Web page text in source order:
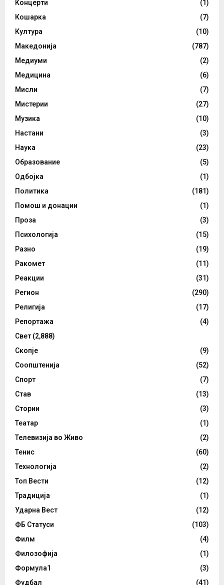
Концерти
(1)
Кошарка
(7)
Култура
(10)
Македонија
(787)
Медиуми
(2)
Медицина
(6)
Мисли
(7)
Мистерии
(27)
Музика
(10)
Настани
(3)
Наука
(23)
Образование
(5)
Одбојка
(1)
Политика
(181)
Помош и донации
(1)
Проза
(3)
Психологија
(15)
Разно
(19)
Ракомет
(11)
Реакции
(31)
Регион
(290)
Религија
(17)
Репортажа
(4)
Свет (2,888)
Скопје
(9)
Соопштенија
(52)
Спорт
(7)
Став
(13)
Стории
(3)
Театар
(1)
Телевизија во Живо
(2)
Тенис
(60)
Технологија
(2)
Топ Вести
(12)
Традиција
(1)
Ударна Вест
(12)
ФБ Статуси
(103)
Филм
(4)
Филозофија
(1)
Формула1
(3)
Фудбал
(41)